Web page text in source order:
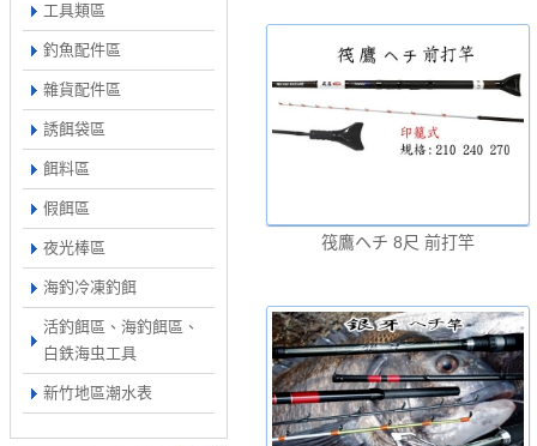
工具類區
釣魚配件區
雜貨配件區
誘餌袋區
餌料區
假餌區
夜光棒區
海釣冷凍釣餌
活釣餌區、海釣餌區、
白鉄海虫工具
新竹地區潮水表
筏鷹ヘチ 8尺 前打竿